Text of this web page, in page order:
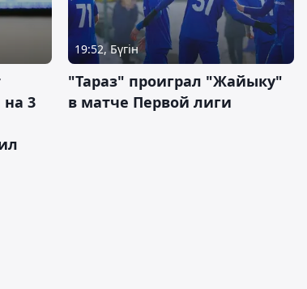
на 3
19:52, Бүгін
"Тараз" проиграл "Жайыку"
в матче Первой лиги